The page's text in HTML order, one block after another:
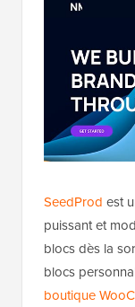
SeedProd est
puissant et
blocs dès la
blocs
boutique